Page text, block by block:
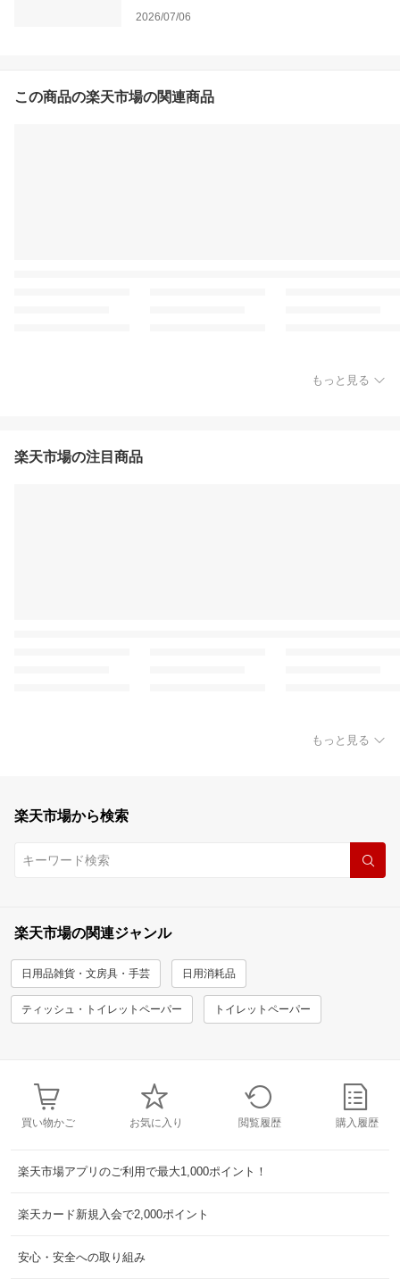
2026/07/06
この商品の楽天市場の関連商品
もっと見る
楽天市場の注目商品
もっと見る
楽天市場から検索
楽天市場の関連ジャンル
日用品雑貨・文房具・手芸 日用消耗品
ティッシュ・トイレットペーパー トイレットペーパー
買い物かご お気に入り 閲覧履歴 購入履歴
楽天市場アプリのご利用で最大1,000ポイント！
楽天カード新規入会で2,000ポイント
安心・安全への取り組み